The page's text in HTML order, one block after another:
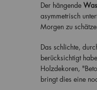
Der hängende
asymmetrisch
Morgen zu
Das schlichte,
berücksichtigt
Holzdekoren,
bringt dies eine